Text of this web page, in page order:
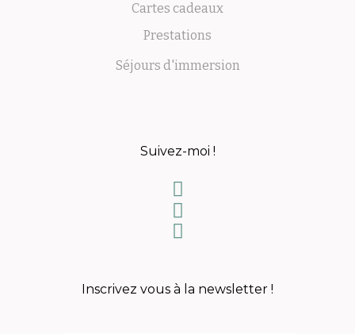
Cartes cadeaux
Prestations
Séjours d'immersion
Suivez-moi !
Inscrivez vous à la newsletter !